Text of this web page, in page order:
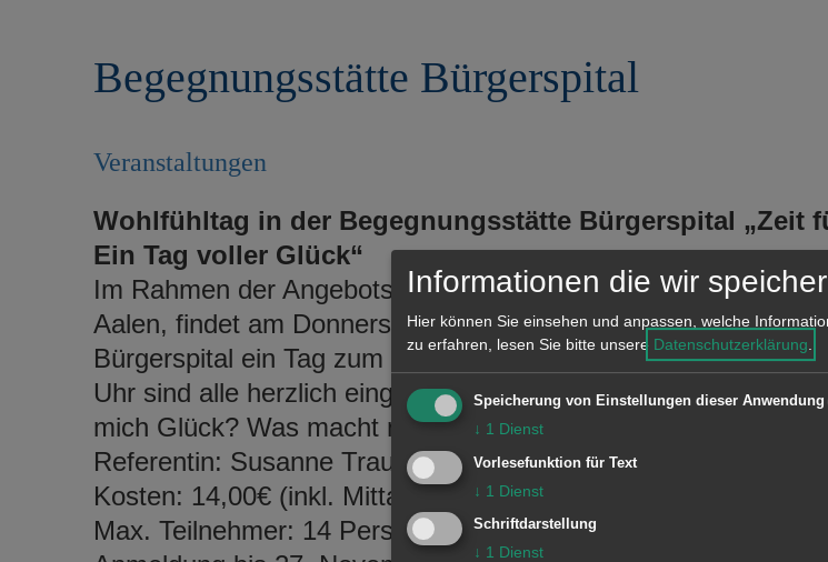
Begegnungsstätte Bürgerspital
Veranstaltungen
Wohlfühltag in der Begegnungsstätte Bürgerspital „Zeit
Ein Tag voller Glück“
Im Rahmen der Angebotsreihe „gemeinsam statt einsam“ der
Aalen, findet am Donnerstag, 4. Dezember in der
Bürgerspital ein Tag zum Thema Glück statt. Zwischen 9.30
Uhr sind alle herzlich eingeladen, sich die Frage zu stellen:
mich Glück? Was macht mich wirklich glücklich? Was tue ich
Referentin: Susanne Traub
Kosten: 14,00€ (inkl. Mittagessen, Kaffee und Kuchen)
Max. Teilnehmer: 14 Personen
Informationen die wir
Hier können Sie einsehen und anpassen, welche
zu erfahren, lesen Sie bitte unsere Datenschutzerklärung
Speicherung von Einstellungen dieser Anwendung
↓ 1 Dienst
Vorlesefunktion für Text
↓ 1 Dienst
Schriftdarstellung
↓ 1 Dienst